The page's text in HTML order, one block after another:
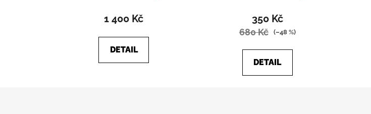
1 400 Kč
DETAIL
350 Kč
680 Kč (–48 %)
DETAIL